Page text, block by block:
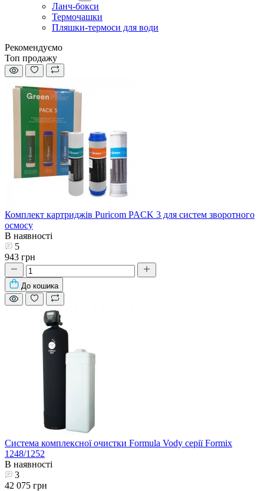
Ланч-бокси
Термочашки
Пляшки-термоси для води
Рекомендуємо
Топ продажу
Комплект картриджів Puricom PACK 3 для систем зворотного
осмосу
В наявності
5
943 грн
До кошика
Система комплексної очистки Formula Vody серії Formix
1248/1252
В наявності
3
42 075 грн